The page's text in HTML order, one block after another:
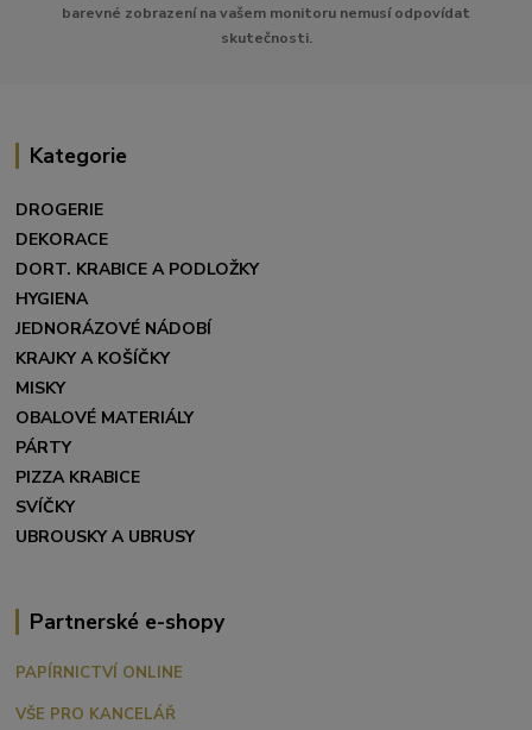
barevné zobrazení na vašem monitoru nemusí odpovídat
skutečnosti.
Kategorie
DROGERIE
DEKORACE
DORT. KRABICE A PODLOŽKY
HYGIENA
JEDNORÁZOVÉ NÁDOBÍ
KRAJKY A KOŠÍČKY
MISKY
OBALOVÉ MATERIÁLY
PÁRTY
PIZZA KRABICE
SVÍČKY
UBROUSKY A UBRUSY
Partnerské e-shopy
PAPÍRNICTVÍ ONLINE
VŠE PRO KANCELÁŘ